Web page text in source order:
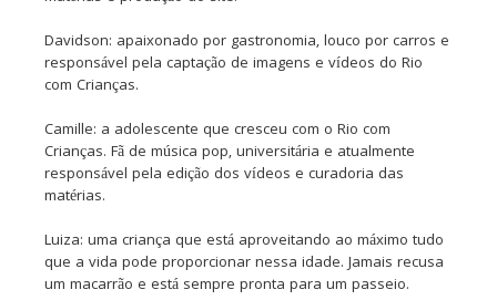
Davidson: apaixonado por gastronomia, louco por carros e
responsável pela captação de imagens e vídeos do Rio
com Crianças.
Camille: a adolescente que cresceu com o Rio com
Crianças. Fã de música pop, universitária e atualmente
responsável pela edição dos vídeos e curadoria das
matérias.
Luiza: uma criança que está aproveitando ao máximo tudo
que a vida pode proporcionar nessa idade. Jamais recusa
um macarrão e está sempre pronta para um passeio.